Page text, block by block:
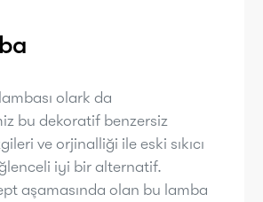
lambası olark da
bu dekoratif benzersiz
ve orjinalliği ile eski sıkıcı
iyi bir alternatif.
aşamasında olan bu lamba